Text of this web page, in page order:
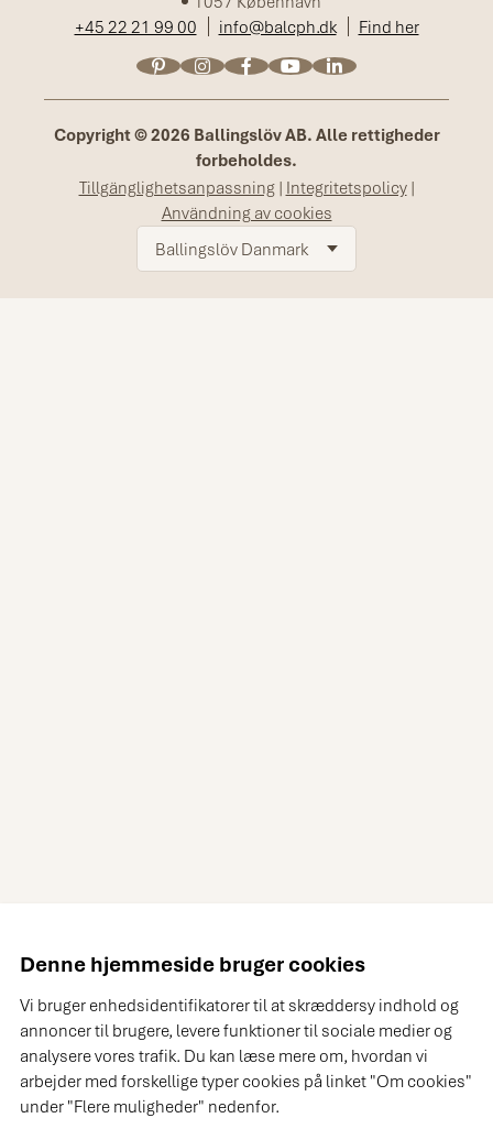
Denne hjemmeside bruger cookies
Vi bruger enhedsidentifikatorer til at skræddersy indhold og
annoncer til brugere, levere funktioner til sociale medier og
analysere vores trafik. Du kan læse mere om, hvordan vi
arbejder med forskellige typer cookies på linket "Om cookies"
under "Flere muligheder" nedenfor.
+45 22 21 99 00
info@balcph.dk Find her
Copyright © 2026 Ballingslöv AB. Alle rettigheder
forbeholdes.
Tillgänglighetsanpassning| Integritetspolicy|
Användning av cookies
Ballingslöv Danmark